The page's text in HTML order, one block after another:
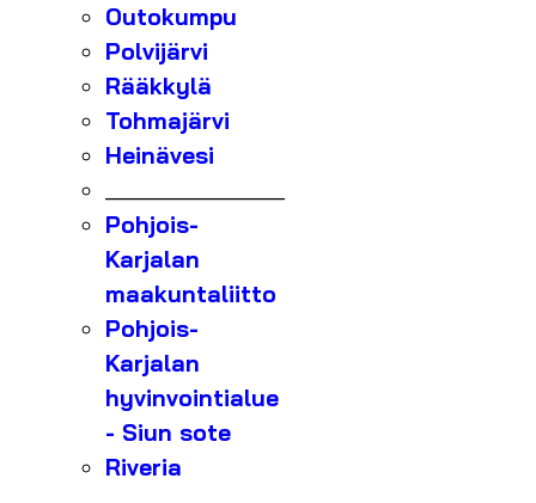
Outokumpu
Polvijärvi
Rääkkylä
Tohmajärvi
Heinävesi
Pohjois-
Karjalan
maakuntaliitto
Pohjois-
Karjalan
hyvinvointialue
- Siun sote
Riveria